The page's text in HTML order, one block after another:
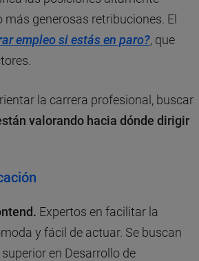
generosas retribuciones. El
empleo si estás en paro?, que
la carrera profesional, buscar
valorando hacia dónde dirigir
Expertos en facilitar la
y fácil de actuar. Se buscan
en Desarrollo de